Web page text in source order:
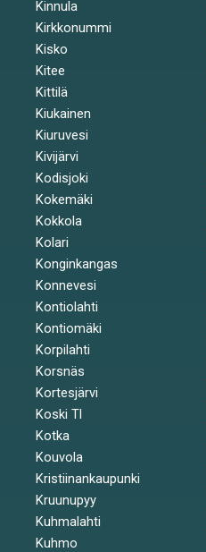
Kinnula
Kirkkonummi
Kisko
Kitee
Kittilä
Kiukainen
Kiuruvesi
Kivijärvi
Kodisjoki
Kokemäki
Kokkola
Kolari
Konginkangas
Konnevesi
Kontiolahti
Kontiomäki
Korpilahti
Korsnäs
Kortesjärvi
Koski Tl
Kotka
Kouvola
Kristiinankaupunki
Kruunupyy
Kuhmalahti
Kuhmo